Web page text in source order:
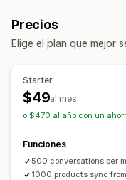
Información útil de los
Preguntas frecuentes
Respuestas rápidas
Venta adicional
Personalización
Precios
Elige el plan que mejor
Starter
$49al mes
o $470 al año con un
Funciones
500 conversations per
1000 products sync